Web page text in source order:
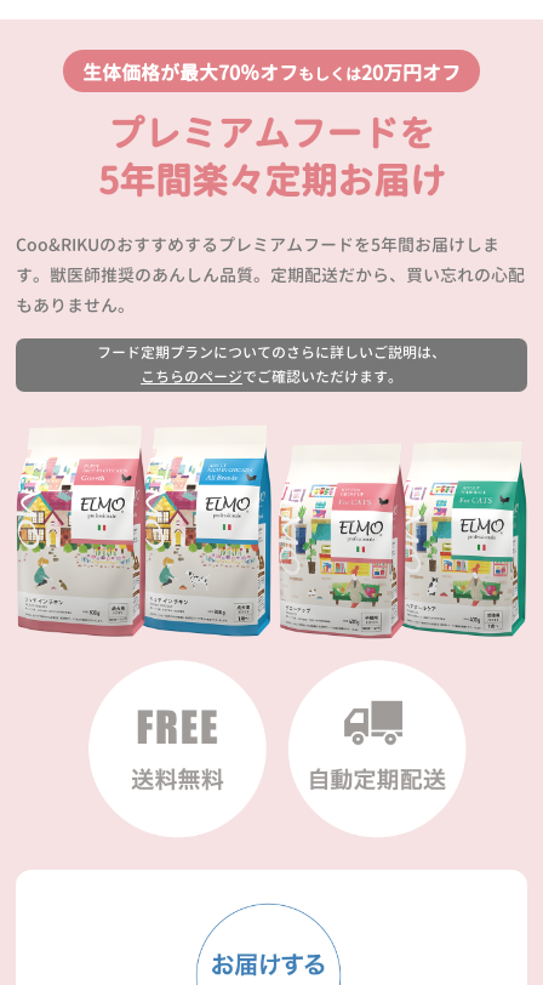
生体価格が最大70％オフもしくは20万円オフ
プレミアムフードを
5年間楽々定期お届け
Coo&RIKUのおすすめするプレミアムフードを5年間お届けしま
す。獣医師推奨のあんしん品質。定期配送だから、買い忘れの心配
もありません。
フード定期プランについてのさらに詳しいご説明は、
こちらのページでご確認いただけます。